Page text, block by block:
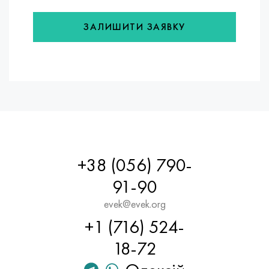
ЗАЛИШИТИ ЗАЯВКУ
+38 (056) 790-
91-90
evek@evek.org
+1 (716) 524-
18-72